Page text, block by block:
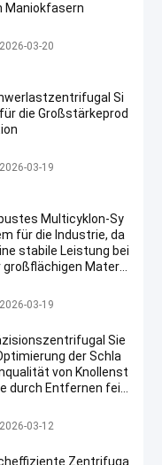
Maniokfasern
Stärke-Werkzeugmas
2026-03-20
Si
die Großstärkeprod
Stärke-Werkzeugmas
2026-03-19
Multicyklon-Sy
für die Industrie, da
stabile Leistung bei
großflächigen Materia
Stärke-Werkzeugmas
2026-03-19
Sie
der Schla
von Knollenst
durch Entfernen fein
Stärke-Werkzeugmas
2026-03-12
Zentrifuga